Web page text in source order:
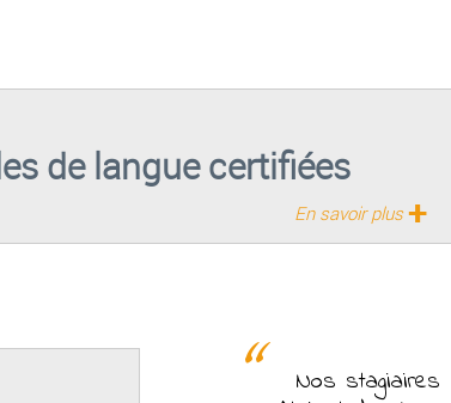
de langue certifiées
En savoir plus+
Nos stagiaires